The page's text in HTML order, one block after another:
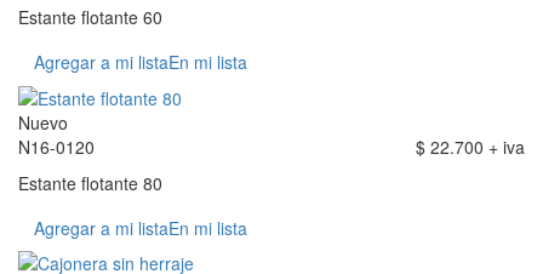
Estante flotante 60
Agregar a mi listaEn mi lista
Nuevo
N16-0120
$ 22.700 + iva
Estante flotante 80
Agregar a mi listaEn mi lista